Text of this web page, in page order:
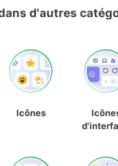
d'autres
Icônes